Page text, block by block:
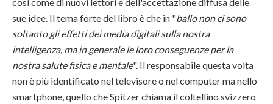
sue idee. Il tema forte del libro è che in "ballo non ci sono
soltanto gli effetti dei media digitali sulla nostra
intelligenza, ma in generale le loro conseguenze per la
nostra salute fisica e mentale". Il responsabile questa volta
non è più identificato nel televisore o nel computer ma nello
smartphone, quello che Spitzer chiama il coltellino svizzero